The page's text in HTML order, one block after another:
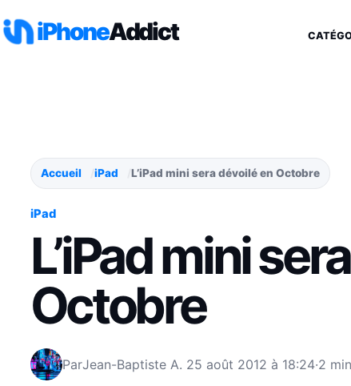
iPhoneAddict
Accueil iPad L’iPad mini sera dévoilé en Octobre
iPad
L’iPad mini
Octobre
ParJean-Baptiste A. 25 août 2012 à 18:24·2